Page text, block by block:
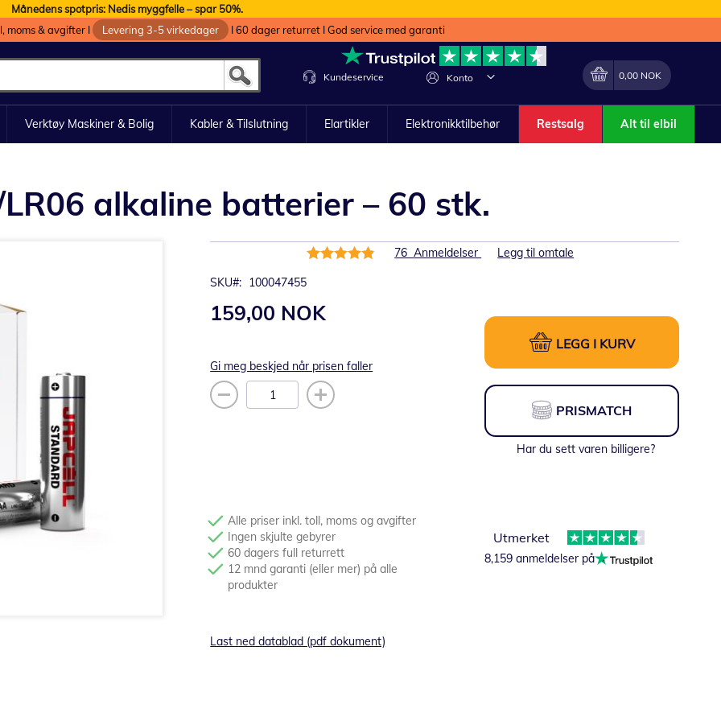
Månedens spotpris: Nedis myggfelle – spar 50%.
moms & avgifter I
Levering 3-5 virkedager I 60 dager returret I God service med garanti
Konto Endring
Min handlekurv
0,00 NOK
Kundeservice
Verktøy Maskiner & Bolig Kabler & Tilslutning Elartikler Elektronikktilbehør Restsalg Alt til elbil
alkaline batterier – 60 stk.
SKU 100047455
Rating:
76Anmeldelser Legg til omtale
159,00 NOK
Gi meg beskjed når prisen faller
LEGG I KURV
PRISMATCH
Har du sett varen billigere?
Alle priser inkl. toll, moms og avgifter
Ingen skjulte gebyrer
60 dagers full returrett
12 mnd garanti (eller mer) på alle
produkter
Utmerket
8,159 anmeldelser på
Last ned datablad (pdf dokument)